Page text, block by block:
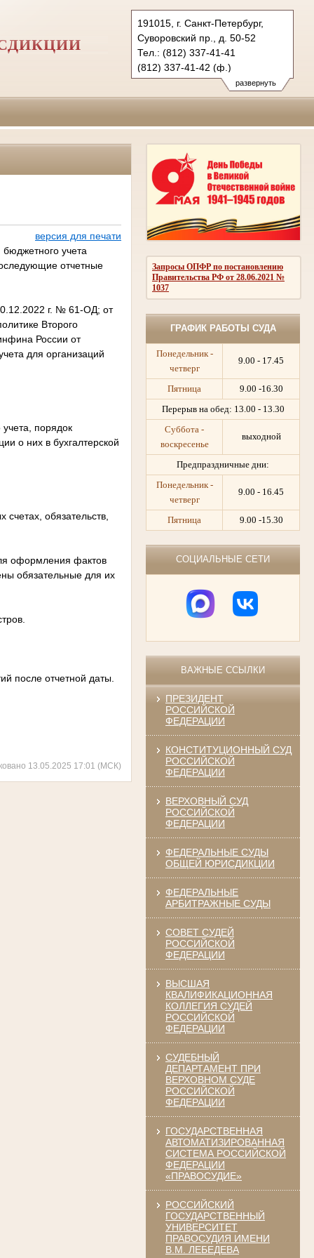
развернуть
191015, г. Санкт-Петербург,
Суворовский пр., д. 50-52
Тел.: (812) 337-41-41
(812) 337-41-42 (ф.)
2ap@sudrf.ru
Запросы ОПФР по постановлению
Правительства РФ от 28.06.2021 №
1037
ГРАФИК РАБОТЫ СУДА
Понедельник -
четверг
9.00 - 17.45
Пятница
9.00 -16.30
Перерыв на обед: 13.00 - 13.30
Суббота -
воскресенье
выходной
Предпраздничные дни:
Понедельник -
четверг
9.00 - 16.45
Пятница 9.00 -15.30
СОЦИАЛЬНЫЕ СЕТИ
ВАЖНЫЕ ССЫЛКИ
ПРЕЗИДЕНТ
РОССИЙСКОЙ
ФЕДЕРАЦИИ
КОНСТИТУЦИОННЫЙ СУД
РОССИЙСКОЙ
ФЕДЕРАЦИИ
ВЕРХОВНЫЙ СУД
РОССИЙСКОЙ
ФЕДЕРАЦИИ
ФЕДЕРАЛЬНЫЕ СУДЫ
ОБЩЕЙ ЮРИСДИКЦИИ
ФЕДЕРАЛЬНЫЕ
АРБИТРАЖНЫЕ СУДЫ
СОВЕТ СУДЕЙ
РОССИЙСКОЙ
ФЕДЕРАЦИИ
ВЫСШАЯ
КВАЛИФИКАЦИОННАЯ
КОЛЛЕГИЯ СУДЕЙ
РОССИЙСКОЙ
ФЕДЕРАЦИИ
СУДЕБНЫЙ
ДЕПАРТАМЕНТ ПРИ
ВЕРХОВНОМ СУДЕ
РОССИЙСКОЙ
ФЕДЕРАЦИИ
ГОСУДАРСТВЕННАЯ
АВТОМАТИЗИРОВАННАЯ
СИСТЕМА РОССИЙСКОЙ
ФЕДЕРАЦИИ
«ПРАВОСУДИЕ»
РОССИЙСКИЙ
ГОСУДАРСТВЕННЫЙ
УНИВЕРСИТЕТ
ПРАВОСУДИЯ ИМЕНИ
В.М. ЛЕБЕДЕВА
версия для печати
учета
отчетные
г. № 61-ОД; от
Второго
России от
для организаций
порядок
о них в бухгалтерской
обязательств,
оформления фактов
обязательные для их
после отчетной даты.
13.05.2025 17:01 (МСК)